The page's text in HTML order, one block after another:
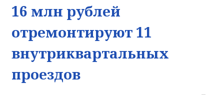
16 млн рублей
отремонтируют 11
внутриквартальных
проездов